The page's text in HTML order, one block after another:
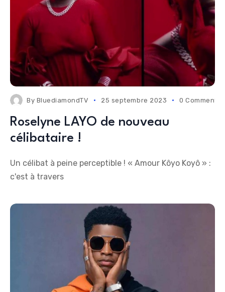
By BluediamondTV 25 septembre 2023 0 Comments
Roselyne LAYO de nouveau
célibataire !
Un célibat à peine perceptible ! « Amour Kôyo Koyô » :
c'est à travers